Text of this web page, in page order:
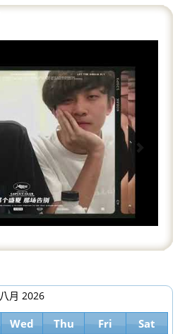
八月 2026
Wed Thu Fri Sat